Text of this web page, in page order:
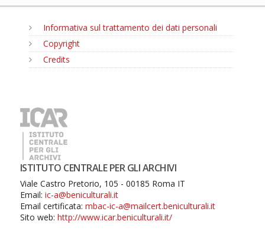
Informativa sul trattamento dei dati personali
Copyright
Credits
ISTITUTO CENTRALE PER GLI ARCHIVI
Viale Castro Pretorio, 105 - 00185 Roma IT
Email: ic-a@beniculturali.it
Email certificata: mbac-ic-a@mailcert.beniculturali.it
Sito web: http://www.icar.beniculturali.it/